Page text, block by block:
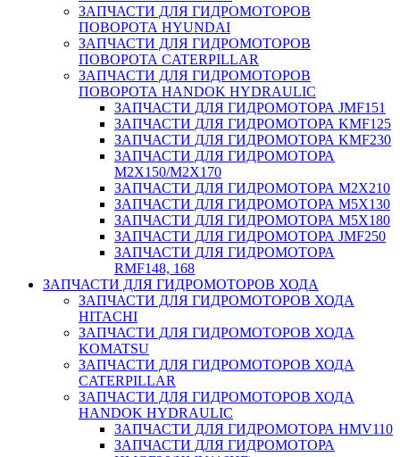
ЗАПЧАСТИ ДЛЯ ГИДРОМОТОРОВ
ПОВОРОТА HYUNDAI
ЗАПЧАСТИ ДЛЯ ГИДРОМОТОРОВ
ПОВОРОТА CATERPILLAR
ЗАПЧАСТИ ДЛЯ ГИДРОМОТОРОВ
ПОВОРОТА HANDOK HYDRAULIC
ЗАПЧАСТИ ДЛЯ ГИДРОМОТОРА JMF151
ЗАПЧАСТИ ДЛЯ ГИДРОМОТОРА KMF125
ЗАПЧАСТИ ДЛЯ ГИДРОМОТОРА KMF230
ЗАПЧАСТИ ДЛЯ ГИДРОМОТОРА
M2X150/M2X170
ЗАПЧАСТИ ДЛЯ ГИДРОМОТОРА M2X210
ЗАПЧАСТИ ДЛЯ ГИДРОМОТОРА M5X130
ЗАПЧАСТИ ДЛЯ ГИДРОМОТОРА M5X180
ЗАПЧАСТИ ДЛЯ ГИДРОМОТОРА JMF250
ЗАПЧАСТИ ДЛЯ ГИДРОМОТОРА
RMF148, 168
ЗАПЧАСТИ ДЛЯ ГИДРОМОТОРОВ ХОДА
ЗАПЧАСТИ ДЛЯ ГИДРОМОТОРОВ ХОДА
HITACHI
ЗАПЧАСТИ ДЛЯ ГИДРОМОТОРОВ ХОДА
KOMATSU
ЗАПЧАСТИ ДЛЯ ГИДРОМОТОРОВ ХОДА
CATERPILLAR
ЗАПЧАСТИ ДЛЯ ГИДРОМОТОРОВ ХОДА
HANDOK HYDRAULIC
ЗАПЧАСТИ ДЛЯ ГИДРОМОТОРА HMV110
ЗАПЧАСТИ ДЛЯ ГИДРОМОТОРА